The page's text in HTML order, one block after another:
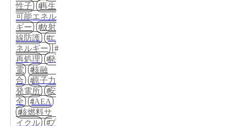
性子
再生
可能エネル
ギー
放射
線防護
エ
ネルギー
再処理
発
電
核融
合
原子力
発電所
安
全
IAEA
核燃料サ
イクル
プ